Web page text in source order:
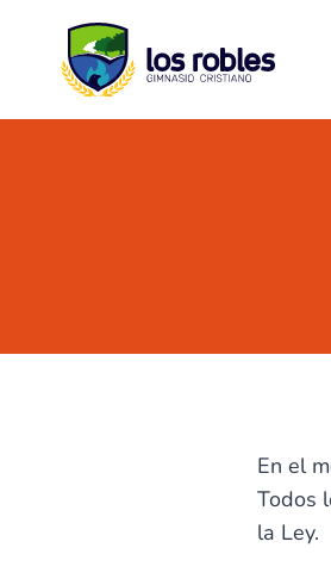
contenido
En el
Todos
la Ley.